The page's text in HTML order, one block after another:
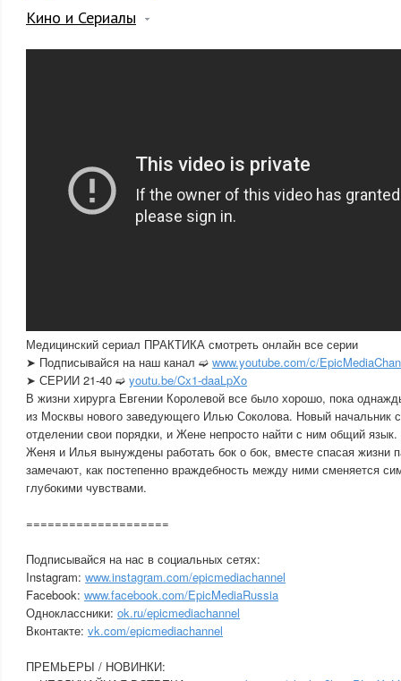
Кино и Сериалы
Медицинский сериал ПРАКТИКА смотреть онлайн все серии
➤ Подписывайся на наш канал ➫ www.youtube.com/c/
➤ СЕРИИ 21-40 ➫ youtu.be/Cx1-daaLpXo
В жизни хирурга Евгении Королевой все было хорошо, пока
из Москвы нового заведующего Илью Соколова. Новый начальник
отделении свои порядки, и Жене непросто найти с ним общий
Женя и Илья вынуждены работать бок о бок, вместе спасая жизни
замечают, как постепенно враждебность между ними сменяется
глубокими чувствами.
====================
Подписывайся на нас в социальных сетях:
Instagram: www.instagram.com/epicmediachannel
Facebook: www.facebook.com/EpicMediaRussia
Одноклассники: ok.ru/epicmediachannel
Вконтакте: vk.com/epicmediachannel
ПРЕМЬЕРЫ / НОВИНКИ: